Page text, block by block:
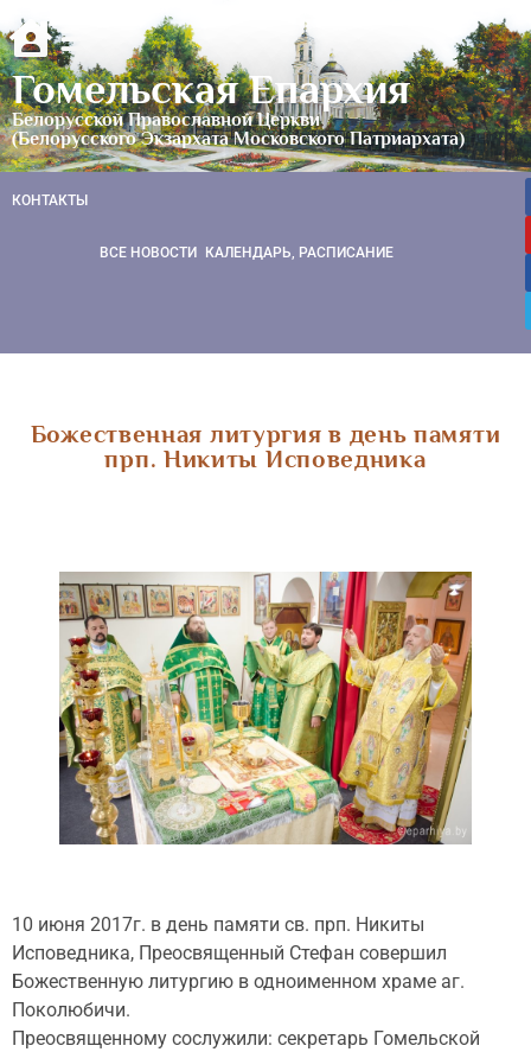
Гомельская Епархия
Белорусской Православной Церкви
(Белорусского Экзархата Московского Патриархата)
КОНТАКТЫ
ВСЕ НОВОСТИ КАЛЕНДАРЬ, РАСПИСАНИЕ
Божественная литургия в день памяти
прп. Никиты Исповедника
10 июня 2017г. в день памяти св. прп. Никиты
Исповедника, Преосвященный Стефан совершил
Божественную литургию в одноименном храме аг.
Поколюбичи.
Преосвященному сослужили: секретарь Гомельской